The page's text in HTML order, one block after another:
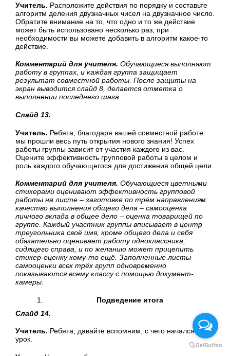
Учитель. Расположите действия по порядку и составьте
алгоритм деления двузначных чисел на двузначное число.
Обратите внимание на то, что одно и то же действие
может быть использовано несколько раз, при
необходимости вы можете добавить в алгоритм какое-то
действие.
Комментарий для учителя. Обучающиеся выполняют
работу в группах, и каждая группа защищает
результат совместной работы. После защиты на
экран выводится слайд 8, делается отметка о
выполнении последнего шага.
Слайд 13.
Учитель. Ребята, благодаря вашей совместной работе
мы прошли весь путь открытия нового знания! Успех
работы группы зависит от участия каждого из вас.
Оцените эффективность групповой работы в целом и
роль каждого обучающегося для достижения общей цели.
Комментарий для учителя. Обучающиеся цветными
стикерами оценивают эффективность групповой
работы на листе – заготовке по трём направлениям:
качество выполнения общего дела – самооценка
личного вклада в общее дело – оценка товарищей по
группе. Каждый участник группы вписывает в центр
треугольника своё имя, кроме общего дела и себя
обязательно оценивает работу одноклассника,
сидящего справа, и по желанию может прицепить
стикер-оценку кому-то ещё. Заполненные листы
самооценки всех трёх групп одновременно
показываются всему классу с помощью документ-
камеры.
Подведение итога
Слайд 14.
Учитель. Ребята, давайте вспомним, с чего начался наш
урок.